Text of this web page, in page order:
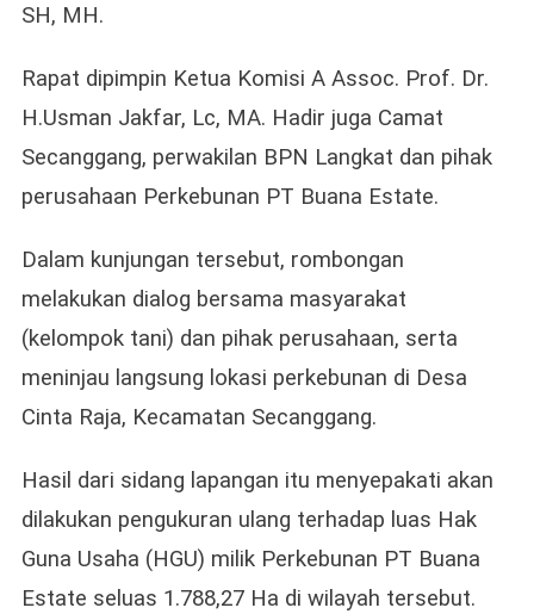
SH, MH.
Rapat dipimpin Ketua Komisi A Assoc. Prof. Dr.
H.Usman Jakfar, Lc, MA. Hadir juga Camat
Secanggang, perwakilan BPN Langkat dan pihak
perusahaan Perkebunan PT Buana Estate.
Dalam kunjungan tersebut, rombongan
melakukan dialog bersama masyarakat
(kelompok tani) dan pihak perusahaan, serta
meninjau langsung lokasi perkebunan di Desa
Cinta Raja, Kecamatan Secanggang.
Hasil dari sidang lapangan itu menyepakati akan
dilakukan pengukuran ulang terhadap luas Hak
Guna Usaha (HGU) milik Perkebunan PT Buana
Estate seluas 1.788,27 Ha di wilayah tersebut.